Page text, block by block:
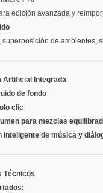
edición avanzada y
de ambientes,
Artificial Integrada
de fondo
clic
para mezclas
de música y
Técnicos